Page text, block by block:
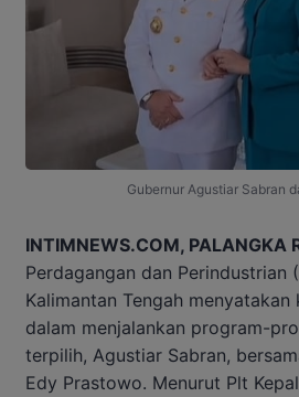
Gubernur Agustiar Sabran
INTIMNEWS.COM, PALANGKA
Perdagangan dan Perindustrian
Kalimantan Tengah menyatakan
dalam menjalankan program-
terpilih, Agustiar Sabran,
Edy Prastowo. Menurut Plt